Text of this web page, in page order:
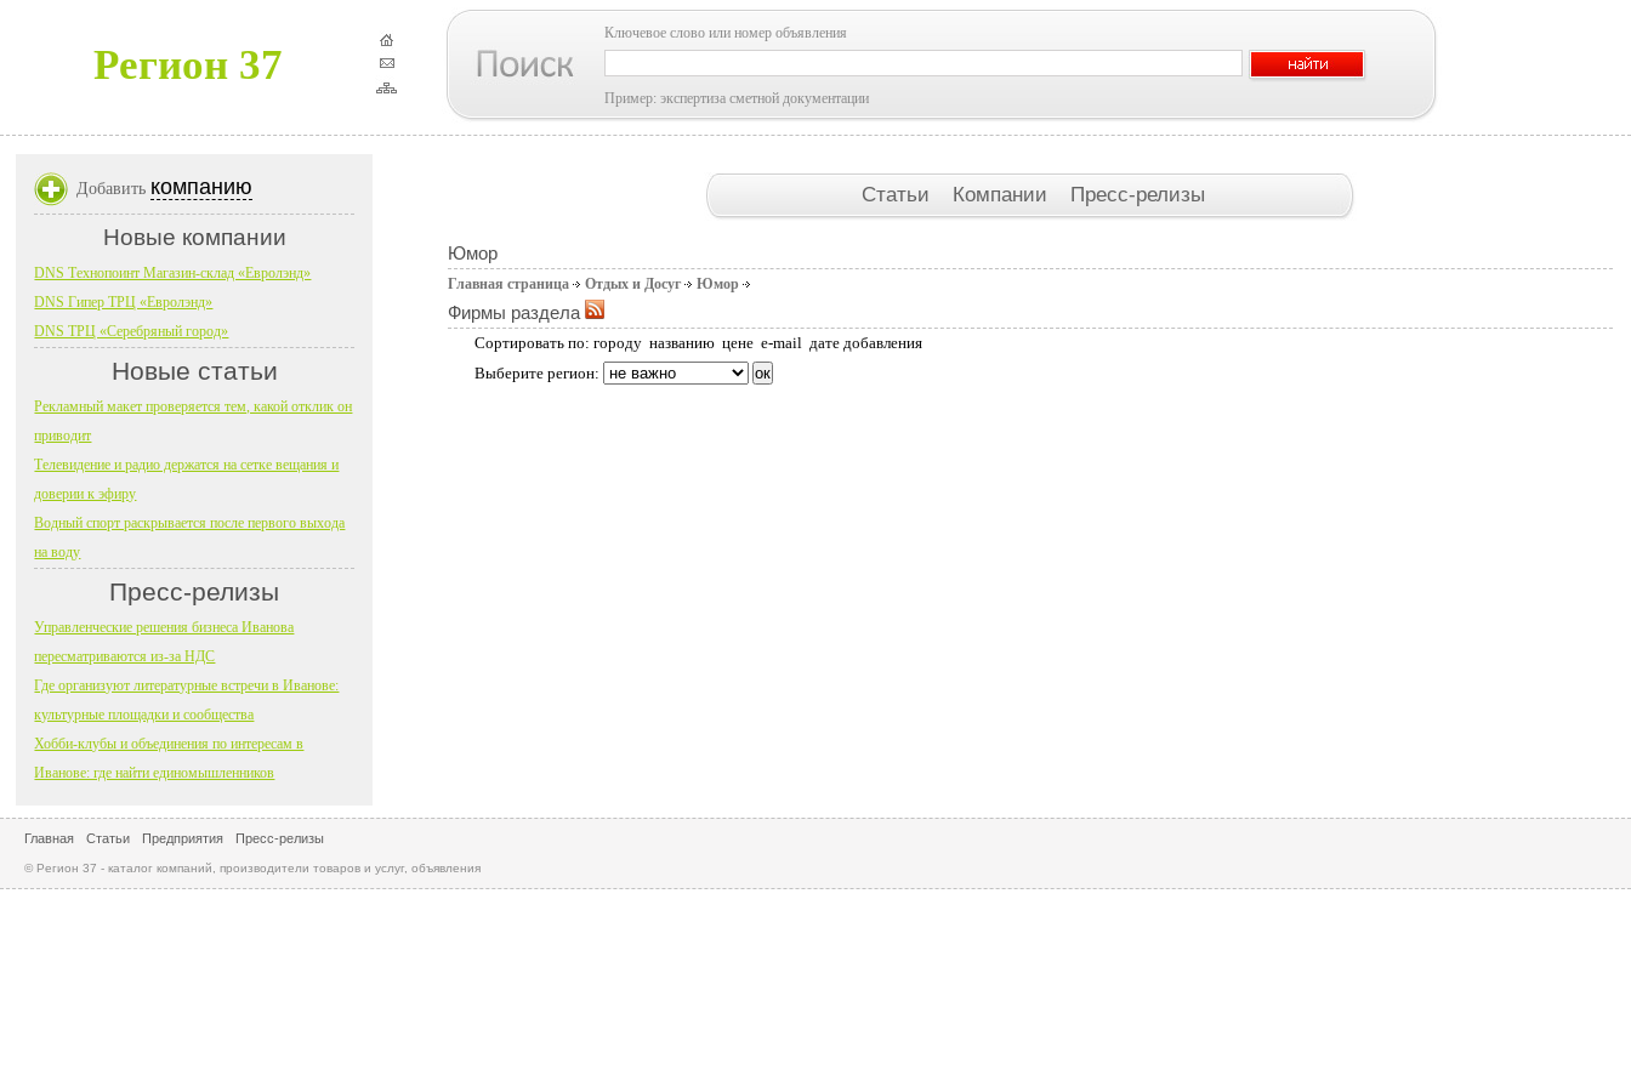
Регион 37
Ключевое слово или номер объявления
Пример: экспертиза сметной документации
Статьи Компании Пресс-релизы
Юмор
Главная страница Отдых и Досуг Юмор
Фирмы раздела
Сортировать по: городу названию цене e-mail дате добавления
Выберите регион:
Добавить компанию
Новые компании
DNS Технопоинт Магазин-склад «Евролэнд»
DNS Гипер ТРЦ «Евролэнд»
DNS ТРЦ «Серебряный город»
Новые статьи
Рекламный макет проверяется тем, какой отклик он
приводит
Телевидение и радио держатся на сетке вещания и
доверии к эфиру
Водный спорт раскрывается после первого выхода
на воду
Пресс-релизы
Управленческие решения бизнеса Иванова
пересматриваются из-за НДС
Где организуют литературные встречи в Иванове:
культурные площадки и сообщества
Хобби-клубы и объединения по интересам в
Иванове: где найти единомышленников
Главная Статьи Предприятия Пресс-релизы
© Регион 37 - каталог компаний, производители товаров и услуг, объявления